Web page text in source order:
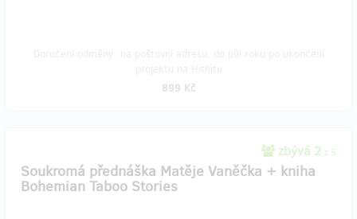
899 Kč
zbývá 2 z 5
Soukromá přednáška Matěje Vaněčka + kniha
Bohemian Taboo Stories